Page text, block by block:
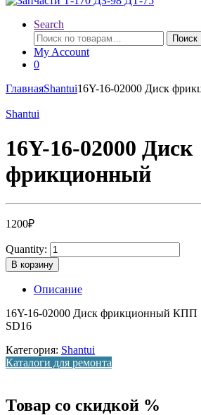
Search
Искать:
Поиск
My Account
0
ГлавнаяShantui16Y-16-02000 Диск
Shantui
16Y-16-02000 Диск
фрикционный
1200₽
Quantity:
В корзину
Описание
16Y-16-02000 Диск фрикционный КПП
SD16
Категория: Shantui
Каталоги для ремонта
Товар со скидкой %